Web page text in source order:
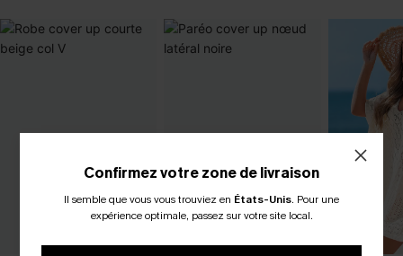
Confirmez votre zone de livraison
Il semble que vous vous trouviez en États-Unis. Pour une
expérience optimale, passez sur votre site local.